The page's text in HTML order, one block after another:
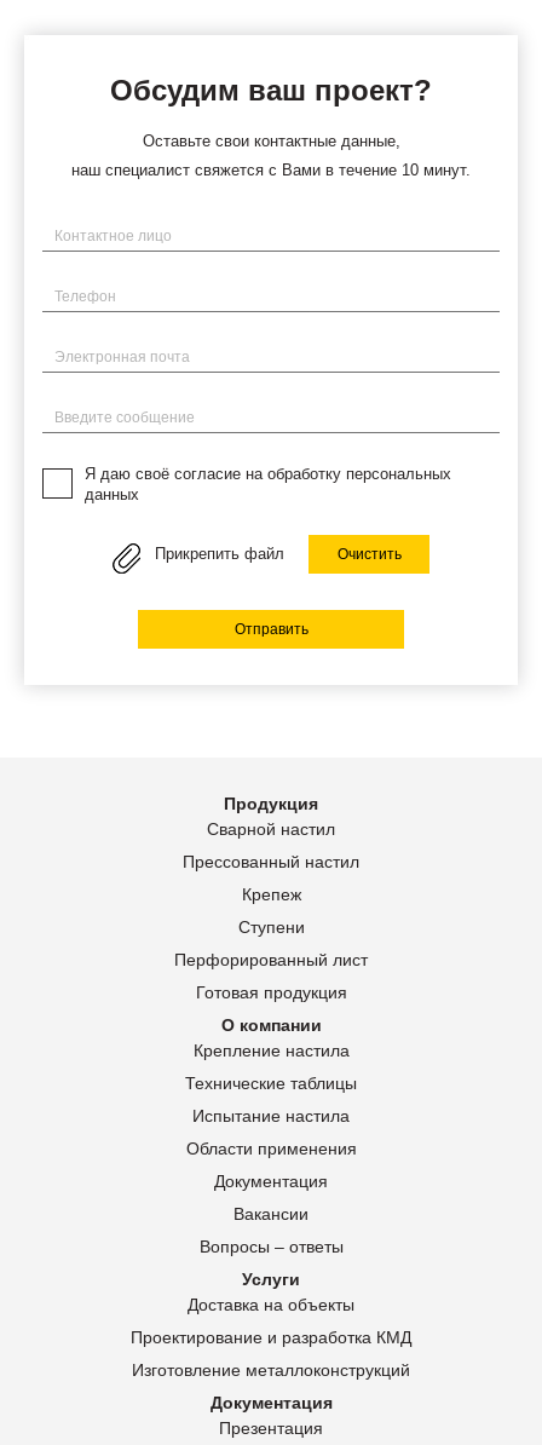
Обсудим ваш проект?
Оставьте свои контактные данные,
наш специалист свяжется с Вами в течение 10 минут.
Имя
Телефон
Электронная почта
Введите сообщение
Я даю своё согласие на обработку персональных
данных
Прикрепить файл Очистить
Отправить
Продукция
Сварной настил
Прессованный настил
Крепеж
Ступени
Перфорированный лист
Готовая продукция
О компании
Крепление настила
Технические таблицы
Испытание настила
Области применения
Документация
Вакансии
Вопросы – ответы
Услуги
Доставка на объекты
Проектирование и разработка КМД
Изготовление металлоконструкций
Документация
Презентация